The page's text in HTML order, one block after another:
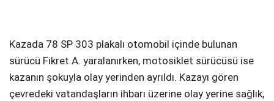
Kazada 78 SP 303 plakalı otomobil içinde bulunan
sürücü Fikret A. yaralanırken, motosiklet sürücüsü ise
kazanın şokuyla olay yerinden ayrıldı. Kazayı gören
çevredeki vatandaşların ihbarı üzerine olay yerine sağlık,